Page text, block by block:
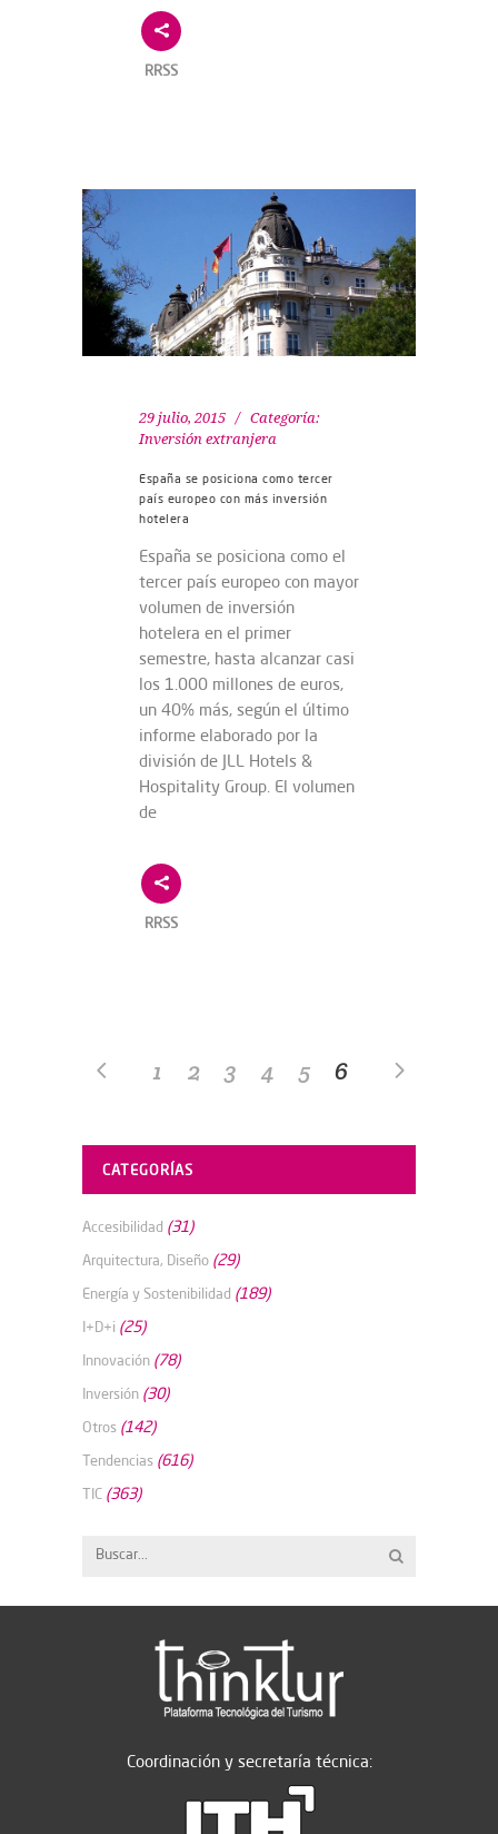
RRSS
29 julio, 2015
Categoría:
Inversión extranjera
España se posiciona como tercer
país europeo con más inversión
hotelera
España se posiciona como el
tercer país europeo con mayor
volumen de inversión
hotelera en el primer
semestre, hasta alcanzar casi
los 1.000 millones de euros,
un 40% más, según el último
informe elaborado por la
división de JLL Hotels &
Hospitality Group. El volumen
de
RRSS
1 2 3 4 5 6
CATEGORÍAS
Accesibilidad (31)
Arquitectura, Diseño (29)
Energía y Sostenibilidad (189)
I+D+i (25)
Innovación (78)
Inversión (30)
Otros (142)
Tendencias (616)
TIC (363)
Coordinación y secretaría técnica: